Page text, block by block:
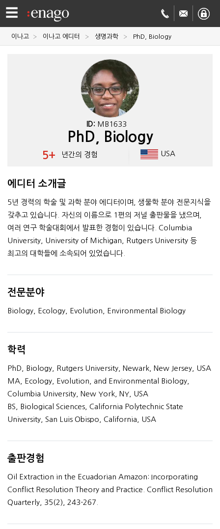
☰
영문
이나고 이나고 에디터 생명과학 PhD, Biology
ID: MB1633
PhD, Biology
5+ 년간의 경험 USA
에디터 소개글
5년 경력의 학술 및 과학 분야 에디터이며, 생물학 분야 전문지식을
갖추고 있습니다. 자신의 이름으로 1편의 저널 출판물을 냈으며,
여러 연구 학술대회에서 발표한 경험이 있습니다. Columbia
University, University of Michigan, Rutgers University 등
최고의 대학들에 소속되어 있었습니다.
전문분야
Biology, Ecology, Evolution, Environmental Biology
학력
PhD, Biology, Rutgers University, Newark, New Jersey, USA
MA, Ecology, Evolution, and Environmental Biology,
Columbia University, New York, NY, USA
BS, Biological Sciences, California Polytechnic State
University, San Luis Obispo, California, USA
출판경험
Oil Extraction in the Ecuadorian Amazon: Incorporating
Conflict Resolution Theory and Practice. Conflict Resolution
Quarterly, 35(2), 243-267.